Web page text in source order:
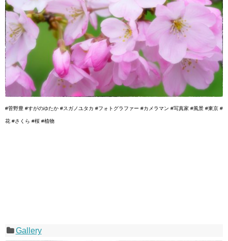
#菅野豊 #すがのゆたか #スガノユタカ #フォトグラファー #カメラマン #写真家 #風景 #東京 #
花 #さくら #桜 #植物
Gallery